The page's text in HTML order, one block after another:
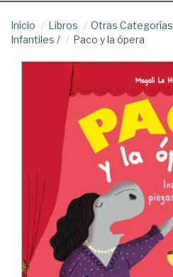
Inicio Libros Otras Categorías
Infantiles / Paco y la ópera